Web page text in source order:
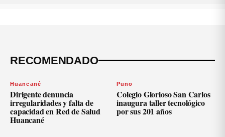
RECOMENDADO
Huancané
Dirigente denuncia
irregularidades y falta de
capacidad en Red de Salud
Huancané
Puno
Colegio Glorioso San Carlos
inaugura taller tecnológico
por sus 201 años